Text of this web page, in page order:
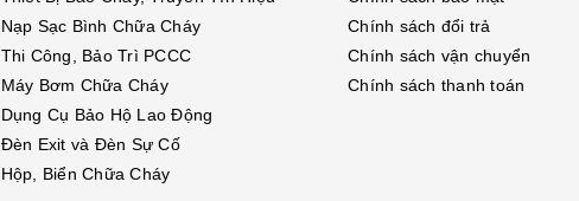
Nạp Sạc Bình Chữa Cháy
Thi Công, Bảo Trì PCCC
Máy Bơm Chữa Cháy
Dụng Cụ Bảo Hộ Lao Động
Đèn Exit và Đèn Sự Cố
Hộp, Biển Chữa Cháy
Chính sách đổi trả
Chính sách vận chuyển
Chính sách thanh toán